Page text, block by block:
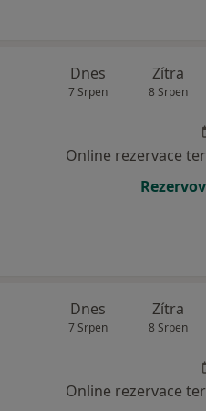
Dnes
7 Srpen
Zítra
8 Srpen
Online rezervace
Dnes
7 Srpen
Zítra
8 Srpen
Online rezervace